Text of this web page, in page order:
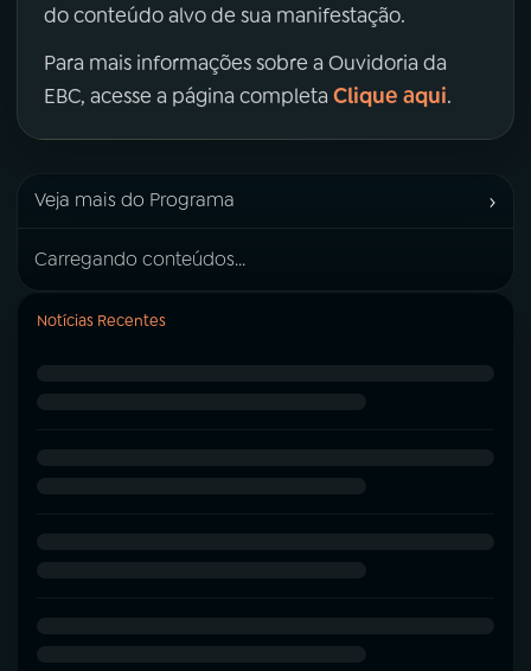
do conteúdo alvo de sua manifestação.
Para mais informações sobre a Ouvidoria da
EBC, acesse a página completa Clique aqui.
Veja mais do Programa ›
Carregando conteúdos...
Notícias Recentes